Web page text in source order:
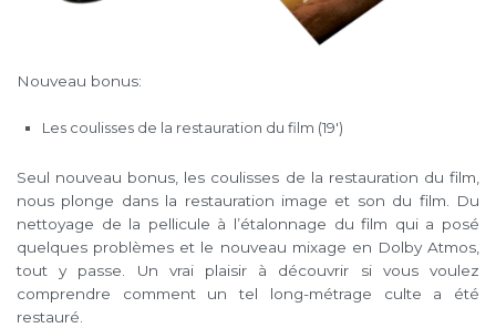
Nouveau bonus:
Les coulisses de la restauration du film (19′)
Seul nouveau bonus, les coulisses de la restauration du film,
nous plonge dans la restauration image et son du film. Du
nettoyage de la pellicule à l’étalonnage du film qui a posé
quelques problèmes et le nouveau mixage en Dolby Atmos,
tout y passe. Un vrai plaisir à découvrir si vous voulez
comprendre comment un tel long-métrage culte a été
restauré.